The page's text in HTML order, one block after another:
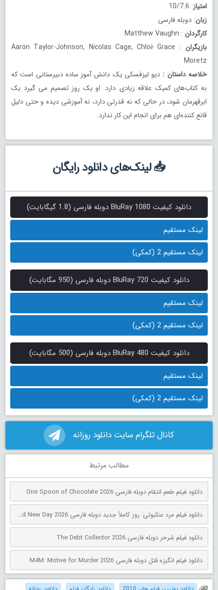
امتیاز: 10/7.6
زبان: دوبله فارسی
کارگردان : Matthew Vaughn
بازیگران
: Aaron Taylor-Johnson, Nicolas Cage, Chloë Grace
Moretz
خلاصه داستان : دیو لیزفسکی یک دانش آموز ساده دبیرستانی است که
به کتاب‌های کمیک علاقه زیادی دارد. او یک روز تصمیم می گیرد یک
ابرقهرمان شود، در حالی که نه قدرتی دارد، نه آموزشی دیده و حتی دلیل
قانع کننده‌ای هم برای انجام این کار ندارد.
📥 لینک‌های دانلود رایگان
دانلود کیفیت BluRay 1080 دوبله فارسی (1.8 گیگابایت)
لینک مستقیم
لینک مستقیم 2 (کمکی)
دانلود کیفیت BluRay 720 دوبله فارسی (950 مگابایت)
لینک مستقیم
لینک مستقیم 2 (کمکی)
دانلود کیفیت BluRay 480 دوبله فارسی (500 مگابایت)
لینک مستقیم
لینک مستقیم 2 (کمکی)
کانال تلگرام سایت دانلود روزانه
مطالب مرتبط
دانلود فیلم طعم انتقام دوبله فارسی One Spoon of Chocolate 2026
دانلود فیلم مرد عنکبوتی: روز کاملاً جدید دوبله فارسی Spider-Man: Brand New Day 2026
دانلود فیلم شرخر دوبله فارسی The Debt Collector 2026
دانلود فیلم انگیزه قتل دوبله فارسی M4M: Motive for Murder 2026